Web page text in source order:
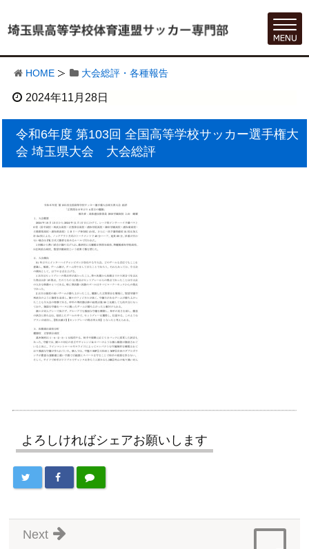
HOME 大会総評・各種報告
2024年11月28日
令和6年度 第103回 全国高等学校サッカー選手権大
会 埼玉県大会 大会総評
よろしければシェアお願いします
Next